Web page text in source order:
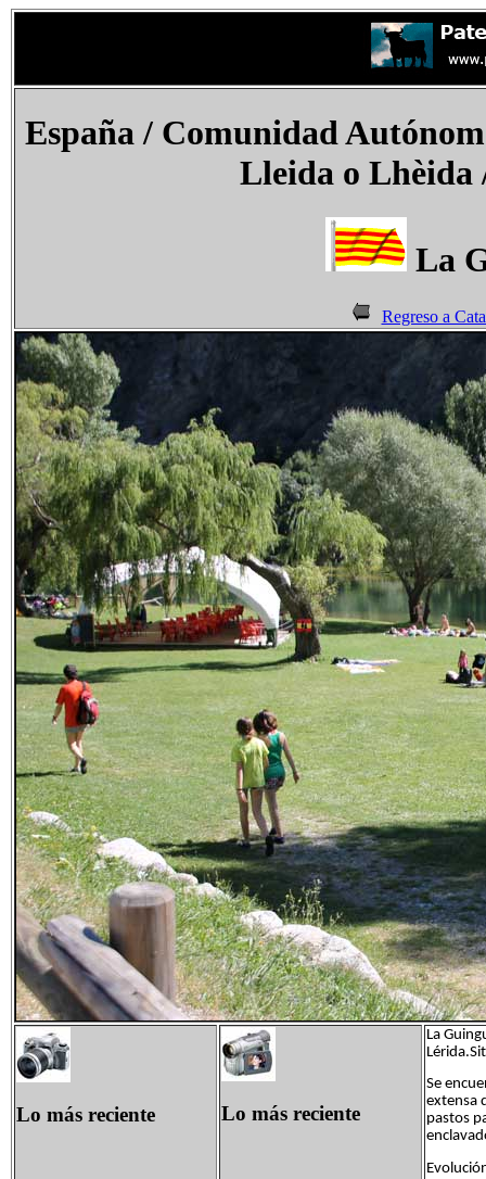
España/ Comunidad
Lleida o
La
Regreso a
Lo más reciente Lo más reciente
La
Se
extensa
pastos